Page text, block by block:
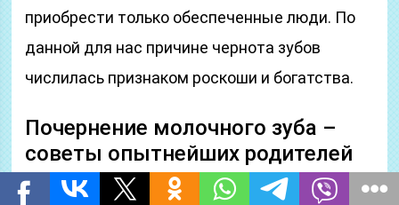
приобрести только обеспеченные люди. По
данной для нас причине чернота зубов
числилась признаком роскоши и богатства.
Почернение молочного зуба –
советы опытнейших родителей